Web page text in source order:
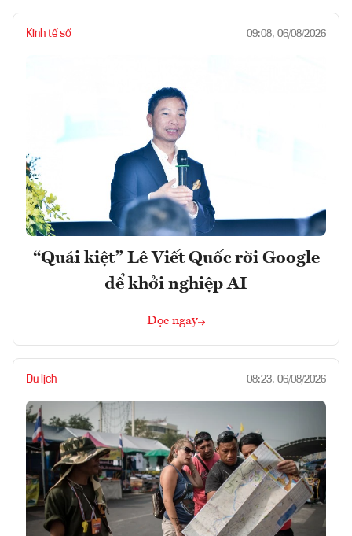
Kinh tế số 09:08, 06/08/2026
“Quái kiệt” Lê Viết Quốc rời Google
để khởi nghiệp AI
Đọc ngay
Du lịch 08:23, 06/08/2026